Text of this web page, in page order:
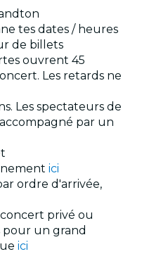
tes dates / heures
de billets
ouvrent 45
Les retards ne
Les spectateurs de
par un
ici
ordre d'arrivée,
privé ou
pour un grand
ici